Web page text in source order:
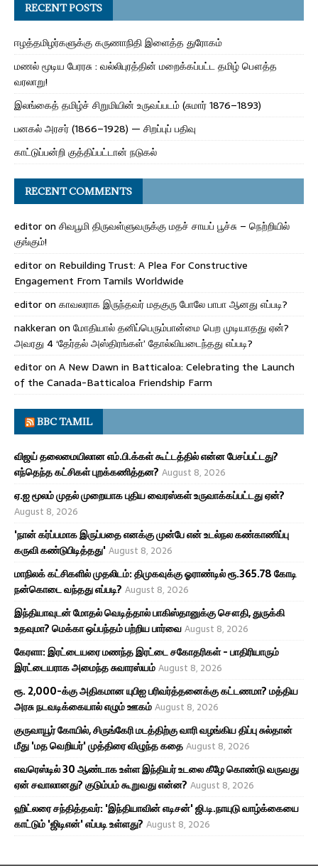
RECENT POSTS
ஈழத்தமிழர்களுக்கு கருணாநிதி இளைத்த துரோகம்
மணல் மூடிய பேரரசு : வல்லிபுரத்தின் மறைக்கப்பட்ட தமிழ் பௌத்த
வரலாறு!
இலங்கைத் தமிழ்ச் சிறுமியின் உருவப்படம் (சுமார் 1876–1893)
பனகல் அரசர் (1866–1928) — சிறப்புப் பதிவு
காட்டுப்பன்றி குத்திப்பட்டான் நடுகல்
RECENT COMMENTS
editoron சிவபூமி திருவள்ளுவருக்கு மதச் சாயப் பூச்சு – நெற்றியில்
குங்கும்!
editoron Rebuilding Trust: A Plea For Constructive
Engagement From Tamils Worldwide
editoron காவலராக இருந்தவர் மதகுரு போலே பாபா ஆனது எப்படி?
nakkeran on மோதியால் தனிப்பெரும்பான்மை பெற முடியாதது ஏன்?
அவரது 4 ‘தேர்தல் அஸ்திரங்கள்’ தோல்வியடைந்தது எப்படி?
editoron A New Dawn in Batticaloa: Celebrating the Launch
of the Canada-Batticaloa Friendship Farm
BBC TAMIL
விஜய் தலைமையிலான எம்.பி.க்கள் கூட்டத்தில் என்ன பேசப்பட்டது?
எந்தெந்த கட்சிகள் புறக்கணித்தன? August 8, 2026
ஏ.ஐ மூலம் முதல் முறையாக புதிய வைரஸ்கள் உருவாக்கப்பட்டது ஏன்?
August 8, 2026
'நான் கர்ப்பமாக இருப்பதை எனக்கு முன்பே என் உடல்நல கண்காணிப்பு
கருவி கண்டுபிடித்தது'August 8, 2026
மாநிலக் கட்சிகளில் முதலிடம்: திமுகவுக்கு ஓராண்டில் ரூ.365.78 கோடி
நன்கொடை வந்தது எப்படி? August 8, 2026
இந்தியாவுடன் மோதல் வெடித்தால் பாகிஸ்தானுக்கு சௌதி, துருக்கி
உதவுமா? மெக்கா ஒப்பந்தம் பற்றிய பார்வைAugust 8, 2026
கேரளா: இரட்டையரை மணந்த இரட்டை சகோதரிகள் - பாதிரியாரும்
இரட்டையராக அமைந்த சுவாரஸ்யம்August 8, 2026
ரூ. 2,000-க்கு அதிகமான யுபிஐ பரிவர்த்தனைக்கு கட்டணமா? மத்திய
அரசு நடவடிக்கையால் எழும் ஊகம்August 8, 2026
குருவாயூர் கோயில், சிருங்கேரி மடத்திற்கு வாரி வழங்கிய திப்பு சுல்தான்
மீது 'மத வெறியர்' முத்திரை விழுந்த கதைAugust 8, 2026
எவரெஸ்டில் 30 ஆண்டாக உள்ள இந்தியர் உடலை கீழே கொண்டு வருவது
ஏன் சவாலானது? குடும்பம் கூறுவது என்ன? August 8, 2026
ஹிட்லரை சந்தித்தவர்: 'இந்தியாவின் எடிசன்' ஜி.டி.நாயுடு வாழ்க்கையை
காட்டும் 'ஜிடிஎன்' எப்படி உள்ளது? August 8, 2026